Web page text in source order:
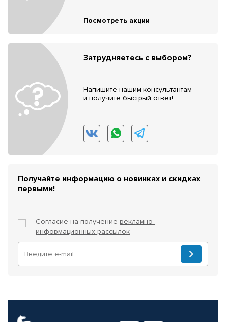
Посмотреть акции
Затрудняетесь с выбором?
Напишите нашим консультантам
и получите быстрый ответ!
Получайте информацию о новинках и скидках
первыми!
Согласие на получение рекламно-
информационных рассылок